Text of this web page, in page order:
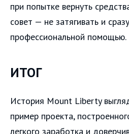
при попытке вернуть
совет — не затягивать и
профессиональной помощью.
ИТОГ
История Mount Liberty
пример проекта,
легкого заработка и